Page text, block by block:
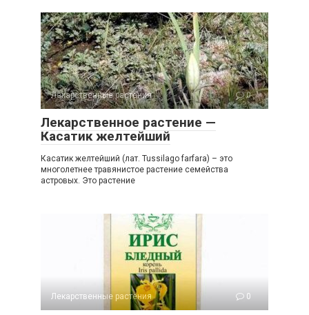
Лекарственные растения 0
Лекарственное растение —
Касатик желтейший
Касатик желтейший (лат. Tussilago farfara) – это
многолетнее травянистое растение семейства
астровых. Это растение
Лекарственные растения 0